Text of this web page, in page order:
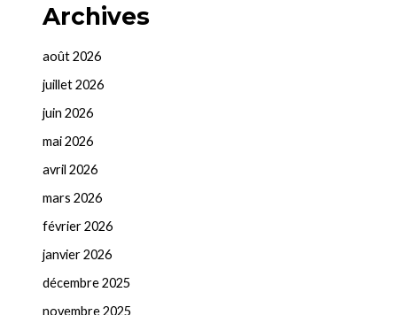
Archives
août 2026
juillet 2026
juin 2026
mai 2026
avril 2026
mars 2026
février 2026
janvier 2026
décembre 2025
novembre 2025